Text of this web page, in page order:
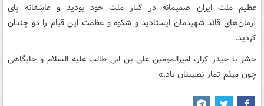
عظیم ملت ایران صمیمانه در کنار ملت خود بودید و عاشقانه پای
آرمان‌های قائد شهیدمان ایستادید و شکوه و عظمت این قیام را دو چندان
کردید.
حشر با حیدر کرار، امیرالمومین علی بن ابی طالب علیه السلام و جایگاهی
چون میثم تمار نصیبتان باد.»